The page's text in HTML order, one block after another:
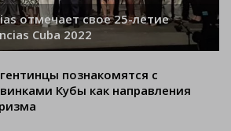
отмечает свое 25-летие
Cuba 2022
познакомятся с
Кубы как направления